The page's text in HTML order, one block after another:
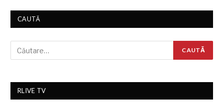
CAUTĂ
RLIVE TV